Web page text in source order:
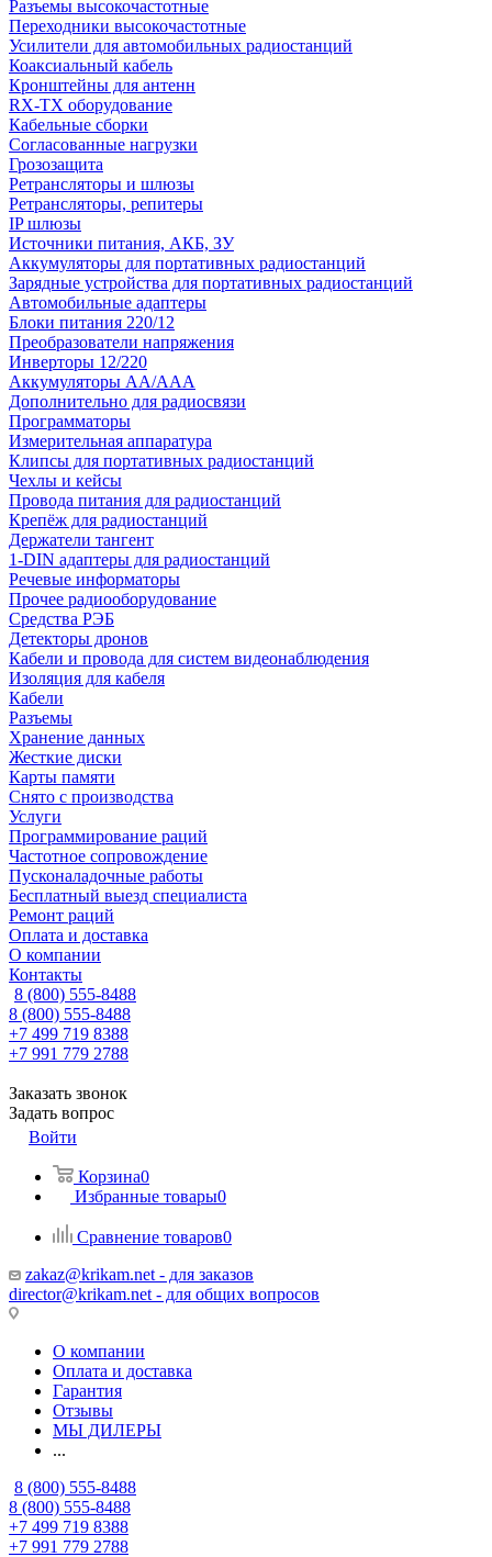
Разъемы высокочастотные
Переходники высокочастотные
Усилители для автомобильных радиостанций
Коаксиальный кабель
Кронштейны для антенн
RX-TX оборудование
Кабельные сборки
Согласованные нагрузки
Грозозащита
Ретрансляторы и шлюзы
Ретрансляторы, репитеры
IP шлюзы
Источники питания, АКБ, ЗУ
Аккумуляторы для портативных радиостанций
Зарядные устройства для портативных радиостанций
Автомобильные адаптеры
Блоки питания 220/12
Преобразователи напряжения
Инверторы 12/220
Аккумуляторы АА/ААА
Дополнительно для радиосвязи
Программаторы
Измерительная аппаратура
Клипсы для портативных радиостанций
Чехлы и кейсы
Провода питания для радиостанций
Крепёж для радиостанций
Держатели тангент
1-DIN адаптеры для радиостанций
Речевые информаторы
Прочее радиооборудование
Средства РЭБ
Детекторы дронов
Кабели и провода для систем видеонаблюдения
Изоляция для кабеля
Кабели
Разъемы
Хранение данных
Жесткие диски
Карты памяти
Снято с производства
Услуги
Программирование раций
Частотное сопровождение
Пусконаладочные работы
Бесплатный выезд специалиста
Ремонт раций
Оплата и доставка
О компании
Контакты
8 (800) 555-8488
8 (800) 555-8488
+7 499 719 8388
+7 991 779 2788
Заказать звонок
Задать вопрос
Войти
Корзина0
Избранные товары0
Сравнение товаров0
zakaz@krikam.net - для заказов
director@krikam.net - для общих вопросов
О компании
Оплата и доставка
Гарантия
Отзывы
МЫ ДИЛЕРЫ
...
8 (800) 555-8488
8 (800) 555-8488
+7 499 719 8388
+7 991 779 2788